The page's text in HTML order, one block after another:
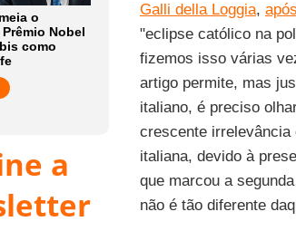
o
Nobel
como
a
Galli della Loggia,
"eclipse católico na
fizemos isso várias
artigo permite, mas
italiano, é preciso
crescente irrelevância
italiana, devido à
que marcou a
não é tão diferente